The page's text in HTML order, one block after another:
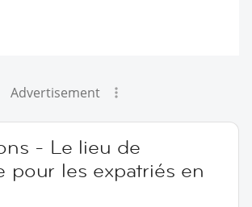
Advertisement
- Le lieu de
pour les expatriés en